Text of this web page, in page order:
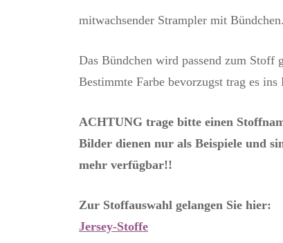
mitwachsender Strampler mit Bündchen.
Das Bündchen wird passend zum Stoff
Bestimmte Farbe bevorzugst trag es
ACHTUNG trage bitte einen
Bilder dienen nur als Beispiele und
mehr verfügbar!!
Zur Stoffauswahl gelangen Sie hier:
Jersey-Stoffe